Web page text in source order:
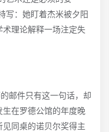
写：她盯着杰米被夕阳
理论解释一场注定失
邮件只有这一句话，却
在罗德公馆的年度晚
同桌的诺贝尔奖得主